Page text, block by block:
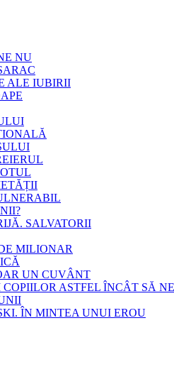
NU
ALE IUBIRII
SALVATORII
MILIONAR
UN CUVÂNT
ASTFEL ÎNCÂT SĂ
ÎN MINTEA UNUI EROU